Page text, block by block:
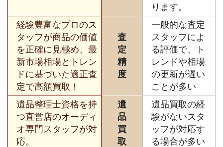
ります。
経験豊富なプロのス
タッフが商品の価値
を正確に見極め、最
新市場相場とトレン
ドに基づいた適正査
定で高額買取！
査
定
精
度
一般的な査定
スタッフによ
る評価で、ト
レンドや相場
の更新が遅い
ことが多い
遺品整理士資格を持
つ直営店のオーディ
オ専門スタッフが対
応。
遺
品
買
取
遺品買取の経
験がないスタ
ッフが対応す
る場合が多い